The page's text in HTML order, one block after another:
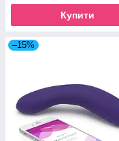
Купити
–15%